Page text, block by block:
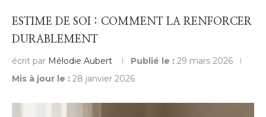
ESTIME DE SOI : COMMENT LA RENFORCER
DURABLEMENT
écrit par Mélodie Aubert Publié le : 29 mars 2026
Mis à jour le : 28 janvier 2026